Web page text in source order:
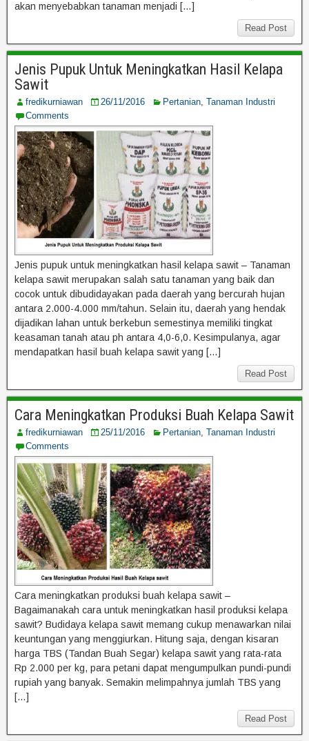
akan menyebabkan tanaman menjadi […]
Read Post
Jenis Pupuk Untuk Meningkatkan Hasil Kelapa
Sawit
fredikurniawan 26/11/2016 Pertanian, Tanaman Industri
Comments
Jenis pupuk untuk meningkatkan hasil kelapa sawit – Tanaman
kelapa sawit merupakan salah satu tanaman yang baik dan
cocok untuk dibudidayakan pada daerah yang bercurah hujan
antara 2.000-4.000 mm/tahun. Selain itu, daerah yang hendak
dijadikan lahan untuk berkebun semestinya memiliki tingkat
keasaman tanah atau ph antara 4,0-6,0. Kesimpulanya, agar
mendapatkan hasil buah kelapa sawit yang […]
Read Post
Cara Meningkatkan Produksi Buah Kelapa Sawit
fredikurniawan 25/11/2016 Pertanian, Tanaman Industri
Comments
Cara meningkatkan produksi buah kelapa sawit –
Bagaimanakah cara untuk meningkatkan hasil produksi kelapa
sawit? Budidaya kelapa sawit memang cukup menawarkan nilai
keuntungan yang menggiurkan. Hitung saja, dengan kisaran
harga TBS (Tandan Buah Segar) kelapa sawit yang rata-rata
Rp 2.000 per kg, para petani dapat mengumpulkan pundi-pundi
rupiah yang banyak. Semakin melimpahnya jumlah TBS yang
[…]
Read Post